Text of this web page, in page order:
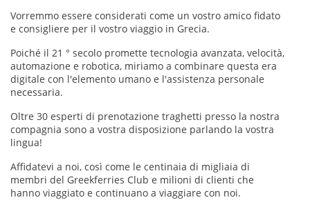
Vorremmo essere considerati come un vostro amico fidato
e consigliere per il vostro viaggio in Grecia.
Poiché il 21 ° secolo promette tecnologia avanzata, velocità,
automazione e robotica, miriamo a combinare questa era
digitale con l'elemento umano e l'assistenza personale
necessaria.
Oltre 30 esperti di prenotazione traghetti presso la nostra
compagnia sono a vostra disposizione parlando la vostra
lingua!
Affidatevi a noi, così come le centinaia di migliaia di
membri del Greekferries Club e milioni di clienti che
hanno viaggiato e continuano a viaggiare con noi.